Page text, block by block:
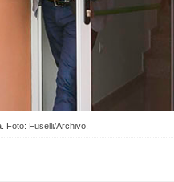
Foto: Fuselli/Archivo.